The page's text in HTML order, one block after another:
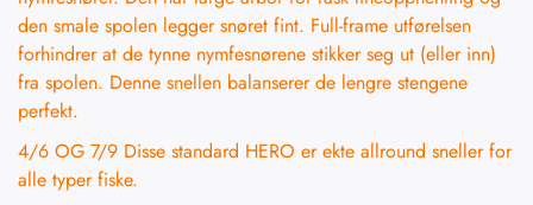
den smale spolen legger snøret fint. Full-frame utførelsen
forhindrer at de tynne nymfesnørene stikker seg ut (eller inn)
fra spolen. Denne snellen balanserer de lengre stengene
perfekt.
4/6 OG 7/9 Disse standard HERO er ekte allround sneller for
alle typer fiske.